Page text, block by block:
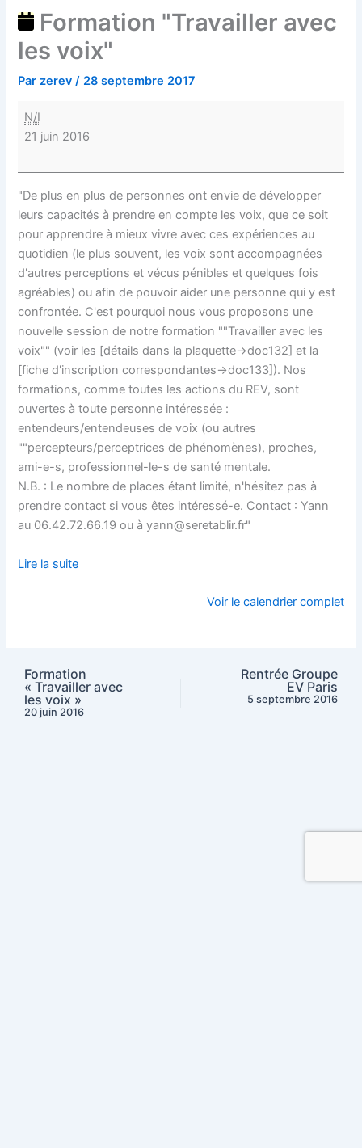
Formation "Travailler avec
les voix"
Parzerev/ 28 septembre 2017
N/I
21 juin 2016
"De plus en plus de personnes ont envie de développer
leurs capacités à prendre en compte les voix, que ce soit
pour apprendre à mieux vivre avec ces expériences au
quotidien (le plus souvent, les voix sont accompagnées
d'autres perceptions et vécus pénibles et quelques fois
agréables) ou afin de pouvoir aider une personne qui y est
confrontée. C'est pourquoi nous vous proposons une
nouvelle session de notre formation ""Travailler avec les
voix"" (voir les [détails dans la plaquette->doc132] et la
[fiche d'inscription correspondantes->doc133]). Nos
formations, comme toutes les actions du REV, sont
ouvertes à toute personne intéressée :
entendeurs/entendeuses de voix (ou autres
""percepteurs/perceptrices de phénomènes), proches,
ami-e-s, professionnel-le-s de santé mentale.
N.B. : Le nombre de places étant limité, n'hésitez pas à
prendre contact si vous êtes intéressé-e. Contact : Yann
au 06.42.72.66.19 ou à yann@seretablir.fr"
Lire la suite
Voir le calendrier complet
Formation
« Travailler avec
les voix »
20 juin 2016
Rentrée Groupe
EV Paris
5 septembre 2016